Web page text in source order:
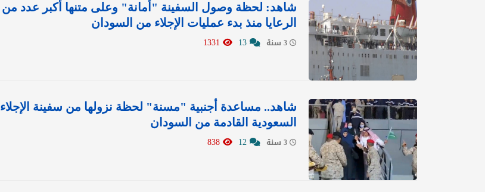
شاهد: لحظة وصول السفينة "أمانة" وعلى متنها أكبر عدد من
الرعايا منذ بدء عمليات الإجلاء من السودان
شاهد.. مساعدة أجنبية "مسنة" لحظة نزولها من سفينة الإجلاء
السعودية القادمة من السودان